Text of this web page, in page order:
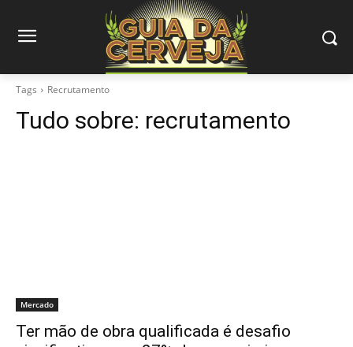
Tags Recrutamento
Tudo sobre: recrutamento
Mercado
Ter mão de obra qualificada é desafio